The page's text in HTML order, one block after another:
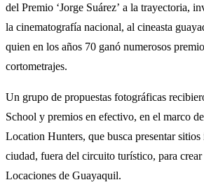
del Premio ‘Jorge Suárez’ a la trayectoria,
la cinematografía nacional, al cineasta
quien en los años 70 ganó numerosos
cortometrajes.
Un grupo de propuestas fotográficas
School y premios en efectivo, en el marco
Location Hunters, que busca presentar sitios
ciudad, fuera del circuito turístico, para
Locaciones de Guayaquil.